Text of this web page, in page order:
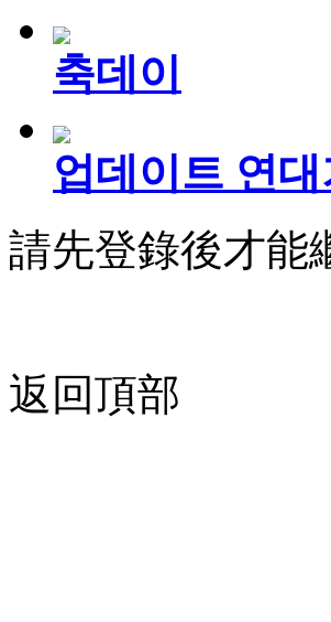
축데이
업데이트 연대
請先登錄後才能
返回頂部